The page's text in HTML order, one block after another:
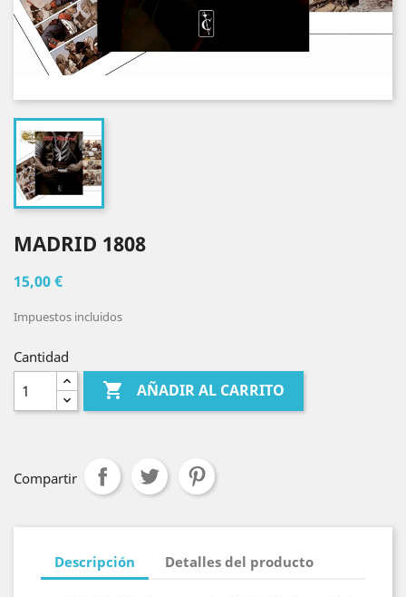
MADRID 1808
15,00 €
Impuestos incluidos
Cantidad
 AÑADIR AL CARRITO
Compartir
Descripción Detalles del producto